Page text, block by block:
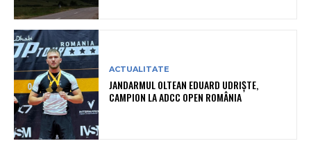
ACTUALITATE
JANDARMUL OLTEAN EDUARD UDRIȘTE,
CAMPION LA ADCC OPEN ROMÂNIA